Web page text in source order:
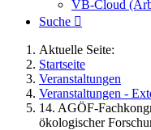
VB-Cloud
Suche
Aktuelle Seite:
Startseite
Veranstaltungen
Veranstaltungen -
14. AGÖF-
ökologischer